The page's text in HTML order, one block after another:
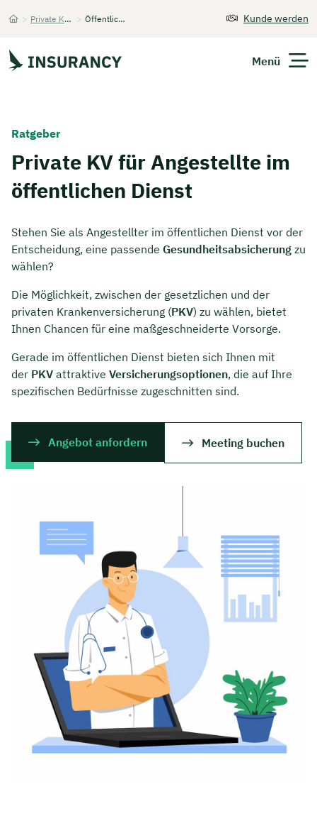
> Private Krankenversicherung > Öffentlicher Dienst Kunde werden
Menü
Finanzen
Über Uns
Kontakt
Ratgeber
Private KV für Angestellte im
öffentlichen Dienst
Stehen Sie als Angestellter im öffentlichen Dienst vor der
Entscheidung, eine passende Gesundheitsabsicherung zu
wählen?
Die Möglichkeit, zwischen der gesetzlichen und der
privaten Krankenversicherung (PKV) zu wählen, bietet
Ihnen Chancen für eine maßgeschneiderte Vorsorge.
Gerade im öffentlichen Dienst bieten sich Ihnen mit
der PKV attraktive Versicherungsoptionen, die auf Ihre
spezifischen Bedürfnisse zugeschnitten sind.
Angebot anfordern Meeting buchen